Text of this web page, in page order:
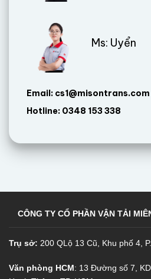
Ms: Uyển
Email: cs1@misontrans.com
Hotline: 0348 153 338
CÔNG TY CỔ PHẦN VẬN TẢI
Trụ sở: 200 QLộ 13 Cũ, Khu phố 4,
Văn phòng HCM: 13 Đường số 7,